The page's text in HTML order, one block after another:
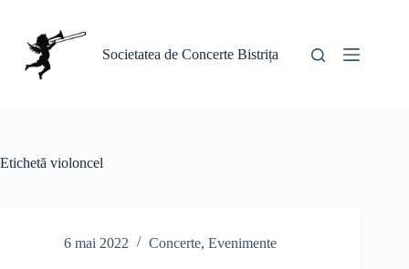
conținut
Societatea de Concerte Bistrița
Etichetă violoncel
6 mai 2022 Concerte, Evenimente